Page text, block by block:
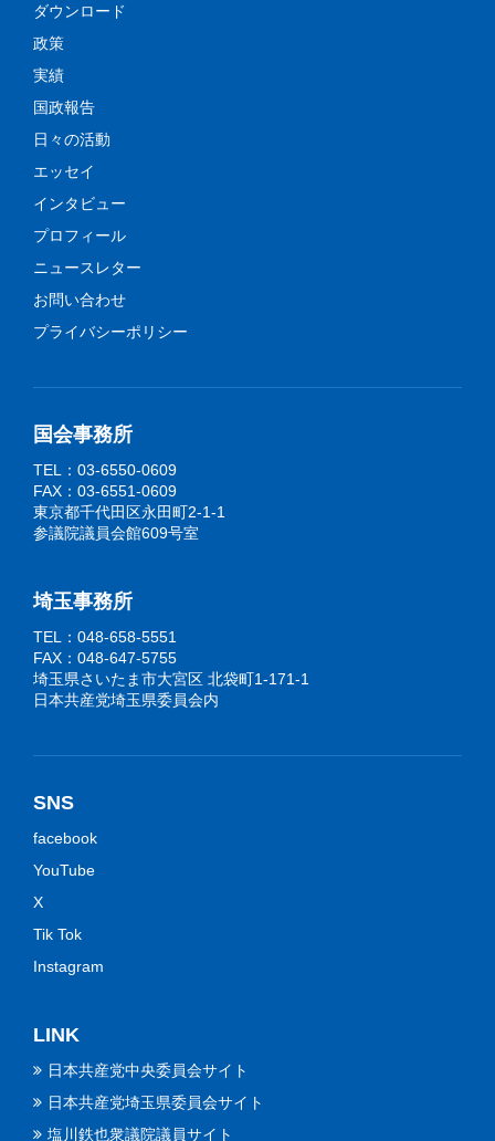
ダウンロード
政策
実績
国政報告
日々の活動
エッセイ
インタビュー
プロフィール
ニュースレター
お問い合わせ
プライバシーポリシー
国会事務所
TEL：03-6550-0609
FAX：03-6551-0609
東京都千代田区永田町2-1-1
参議院議員会館609号室
埼玉事務所
TEL：048-658-5551
FAX：048-647-5755
埼玉県さいたま市大宮区 北袋町1-171-1
日本共産党埼玉県委員会内
SNS
facebook
YouTube
X
Tik Tok
Instagram
LINK
日本共産党中央委員会サイト
日本共産党埼玉県委員会サイト
塩川鉄也衆議院議員サイト